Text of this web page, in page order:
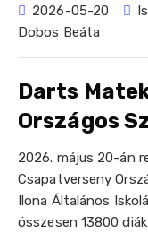
2026-05-20
Dobos Beáta
Darts
Országos
2026. május 20-án
Csapatverseny
Ilona Általános
összesen 13800